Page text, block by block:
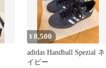
¥8,500
adidas Handball Spezial ネ
イビー